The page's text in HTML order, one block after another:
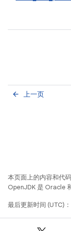
上一页
arrow_back
本页面上的内容和代
OpenJDK 是 Oracle
最后更新时间 (UTC)